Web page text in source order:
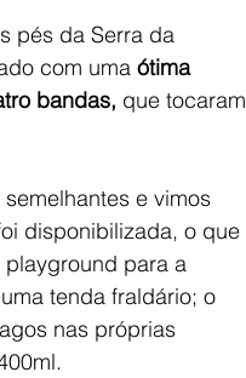
pés da Serra da
com uma ótima
bandas, que tocaram
e vimos
disponibilizada, o que
para a
tenda fraldário; o
nas próprias